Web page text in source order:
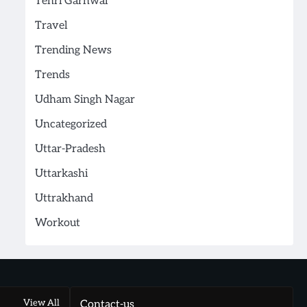
Travel
Trending News
Trends
Udham Singh Nagar
Uncategorized
Uttar-Pradesh
Uttarkashi
Uttrakhand
Workout
View All